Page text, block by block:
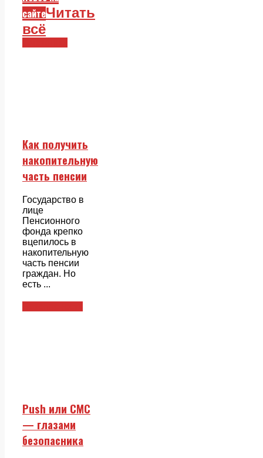
сайтеЧитать
всё
Как получить
накопительную
часть пенсии
Государство в
лице
Пенсионного
фонда крепко
вцепилось в
накопительную
часть пенсии
граждан. Но
есть ...
Push или СМС
— глазами
безопасника